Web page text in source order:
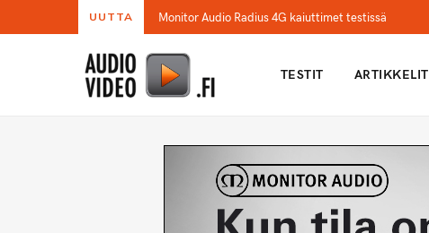
UUTTA Monitor Audio Radius 4G kaiuttimet testissä
TESTIT ARTIKKELIT